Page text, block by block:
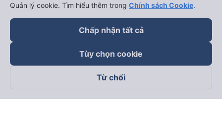
Theo dõi chúng tôi trên
Quản lý cookie. Tìm hiểu thêm trong Chính sách Cookie.
Chấp nhận tất cả
Tùy chọn cookie
Từ chối